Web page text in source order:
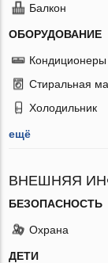
Балкон
ОБОРУДОВАНИЕ
Кондиционеры
Стиральная
Холодильник
ещё
ВНЕШНЯЯ
БЕЗОПАСНОСТЬ
Охрана
ДЕТИ